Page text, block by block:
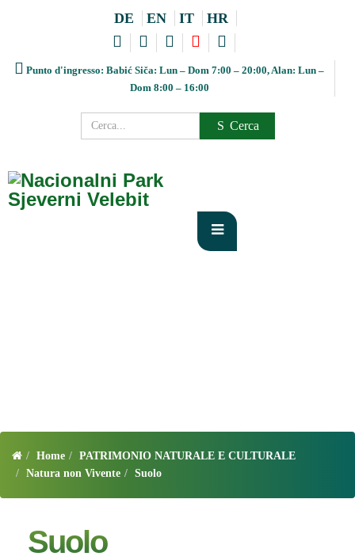
DE EN IT HR
Punto d'ingresso: Babić Siča: Lun – Dom 7:00 – 20:00, Alan: Lun –
Dom 8:00 – 16:00
Cerca
Home
PATRIMONIO NATURALE E CULTURALE
Natura non Vivente
Suolo
Suolo